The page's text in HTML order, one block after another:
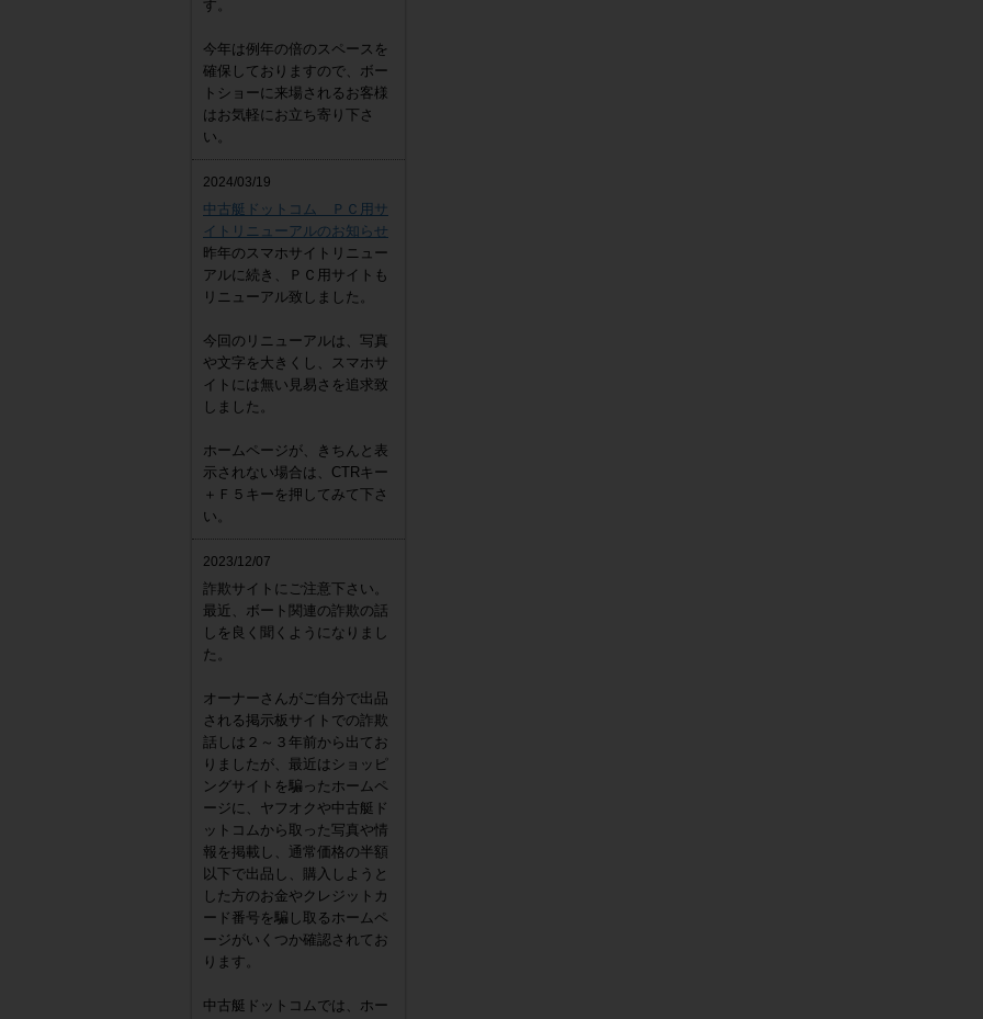
す。
今年は例年の倍のスペースを
確保しておりますので、ボー
トショーに来場されるお客様
はお気軽にお立ち寄り下さ
い。
2024/03/19
中古艇ドットコム ＰＣ用サ
イトリニューアルのお知らせ
昨年のスマホサイトリニュー
アルに続き、ＰＣ用サイトも
リニューアル致しました。
今回のリニューアルは、写真
や文字を大きくし、スマホサ
イトには無い見易さを追求致
しました。
ホームページが、きちんと表
示されない場合は、CTRキー
＋Ｆ５キーを押してみて下さ
い。
2023/12/07
詐欺サイトにご注意下さい。
最近、ボート関連の詐欺の話
しを良く聞くようになりまし
た。
オーナーさんがご自分で出品
される掲示板サイトでの詐欺
話しは２～３年前から出てお
りましたが、最近はショッピ
ングサイトを騙ったホームペ
ージに、ヤフオクや中古艇ド
ットコムから取った写真や情
報を掲載し、通常価格の半額
以下で出品し、購入しようと
した方のお金やクレジットカ
ード番号を騙し取るホームペ
ージがいくつか確認されてお
ります。
中古艇ドットコムでは、ホー